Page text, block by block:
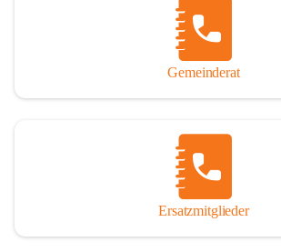
Gemeinderat
Ersatzmitglieder